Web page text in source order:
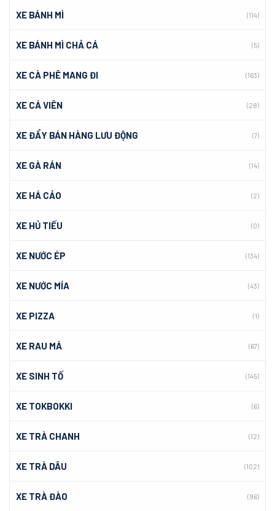
XE BÁNH MÌ (114)
XE BÁNH MÌ CHẢ CÁ (5)
XE CÀ PHÊ MANG ĐI (163)
XE CÁ VIÊN (28)
XE ĐẨY BÁN HÀNG LƯU ĐỘNG (7)
XE GÀ RÁN (14)
XE HÁ CẢO (2)
XE HỦ TIẾU (0)
XE NƯỚC ÉP (134)
XE NƯỚC MÍA (43)
XE PIZZA (1)
XE RAU MÁ (67)
XE SINH TỐ (145)
XE TOKBOKKI (6)
XE TRÀ CHANH (12)
XE TRÀ DÂU (102)
XE TRÀ ĐÀO (96)